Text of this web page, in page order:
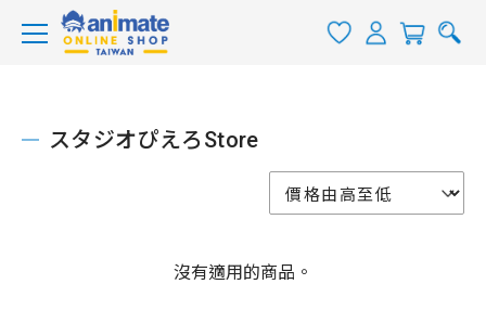
スタジオぴえろStore
沒有適用的商品。